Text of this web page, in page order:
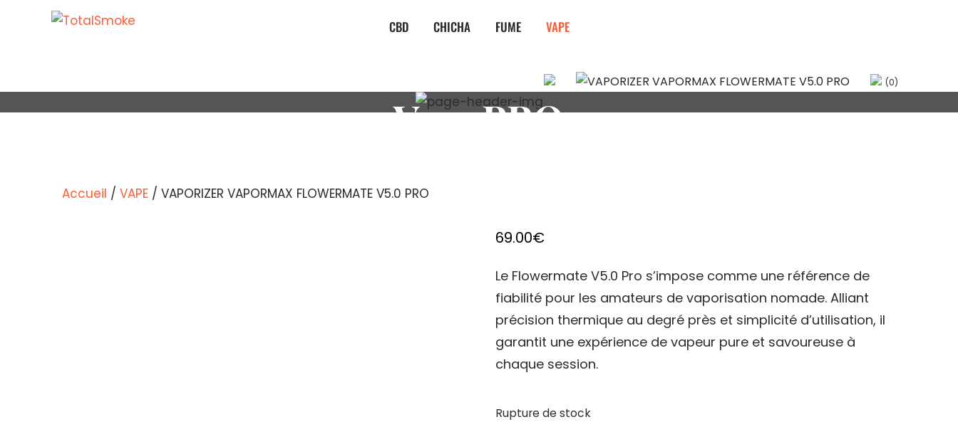
CBD CHICHA FUME VAPE
(0)
VAPORIZER VAPORMAX FLOWERMATE
V5.0 PRO
Accueil / VAPE / VAPORIZER VAPORMAX FLOWERMATE V5.0 PRO
69.00€
Le Flowermate V5.0 Pro s’impose comme une référence de
fiabilité pour les amateurs de vaporisation nomade. Alliant
précision thermique au degré près et simplicité d’utilisation, il
garantit une expérience de vapeur pure et savoureuse à
chaque session.
Rupture de stock